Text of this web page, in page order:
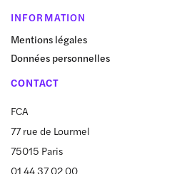
INFORMATION
Mentions légales
Données personnelles
CONTACT
FCA
77 rue de Lourmel
75015 Paris
01 44 37 02 00